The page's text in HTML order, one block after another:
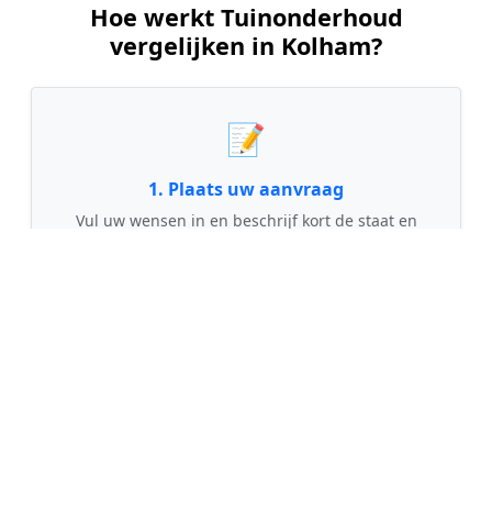
Hoe werkt Tuinonderhoud
vergelijken in Kolham?
📝
1. Plaats uw aanvraag
Vul uw wensen in en beschrijf kort de staat en